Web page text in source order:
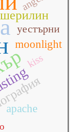
шерилин
apache
moonlight
уестърни
kiss